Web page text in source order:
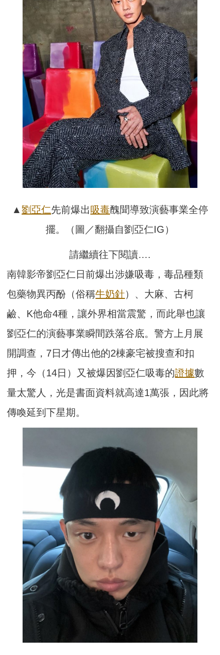
▲ 劉亞仁先前爆出吸毒醜聞導致演藝事業全停
擺。（圖／翻攝自劉亞仁IG）
請繼續往下閱讀….
南韓影帝劉亞仁日前爆出涉嫌吸毒，毒品種類
包藥物異丙酚（俗稱牛奶針）、大麻、古柯
鹼、K他命4種，讓外界相當震驚，而此舉也讓
劉亞仁的演藝事業瞬間跌落谷底。警方上月展
開調查，7日才傳出他的2棟豪宅被搜查和扣
押，今（14日）又被爆因劉亞仁吸毒的證據數
量太驚人，光是書面資料就高達1萬張，因此將
傳喚延到下星期。